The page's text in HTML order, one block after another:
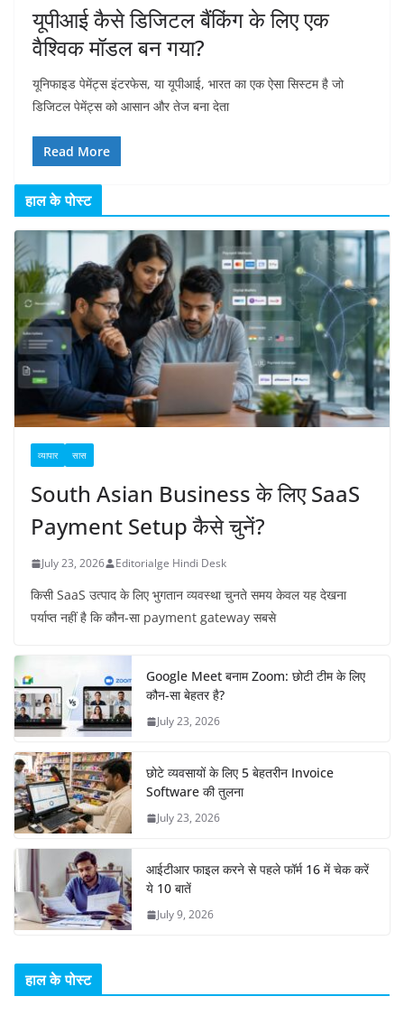
यूपीआई कैसे डिजिटल बैंकिंग के लिए एक
वैश्विक मॉडल बन गया?
यूनिफाइड पेमेंट्स इंटरफेस, या यूपीआई, भारत का एक ऐसा सिस्टम है जो
डिजिटल पेमेंट्स को आसान और तेज बना देता
Read More
हाल के पोस्ट
व्यापार सास
South Asian Business के लिए SaaS
Payment Setup कैसे चुनें?
July 23, 2026 Editorialge Hindi Desk
किसी SaaS उत्पाद के लिए भुगतान व्यवस्था चुनते समय केवल यह देखना
पर्याप्त नहीं है कि कौन-सा payment gateway सबसे
Google Meet बनाम Zoom: छोटी टीम के लिए
कौन-सा बेहतर है?
July 23, 2026
छोटे व्यवसायों के लिए 5 बेहतरीन Invoice
Software की तुलना
July 23, 2026
आईटीआर फाइल करने से पहले फॉर्म 16 में चेक करें
ये 10 बातें
July 9, 2026
हाल के पोस्ट